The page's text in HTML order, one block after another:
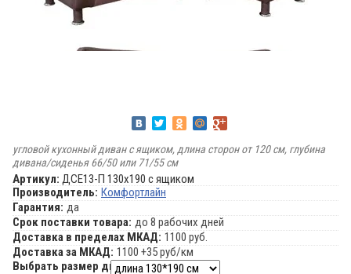
угловой кухонный диван с ящиком, длина сторон от 120 см, глубина
дивана/сиденья 66/50 или 71/55 см
Артикул: ДСЕ13-П 130х190 с ящиком
Производитель: Комфортлайн
Гарантия: да
Срок поставки товара: до 8 рабочих дней
Доставка в пределах МКАД: 1100 руб.
Доставка за МКАД: 1100 +35 руб/км
Выбрать размер дивана: